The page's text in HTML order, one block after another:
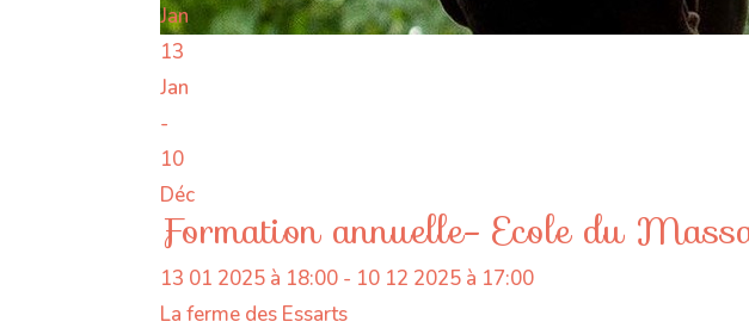
Jan
13
Jan
-
10
Déc
Formation annuelle- Ecole du
13 01 2025 à 18:00 - 10 12 2025 à 17:00
La ferme des Essarts